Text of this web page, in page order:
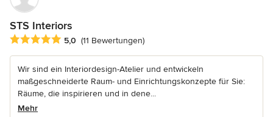
STS Interiors
Durchschnittliche Bewertung: 5 von 5 Sternen
5,0 (11 Bewertungen)
Wir sind ein Interiordesign-Atelier und entwickeln
maßgeschneiderte Raum- und Einrichtungskonzepte für Sie:
Räume, die inspirieren und in dene...
Mehr